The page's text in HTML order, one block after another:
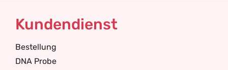
Kundendienst
Bestellung
DNA Probe